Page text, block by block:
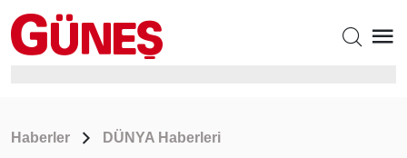
Haberler DÜNYA Haberleri